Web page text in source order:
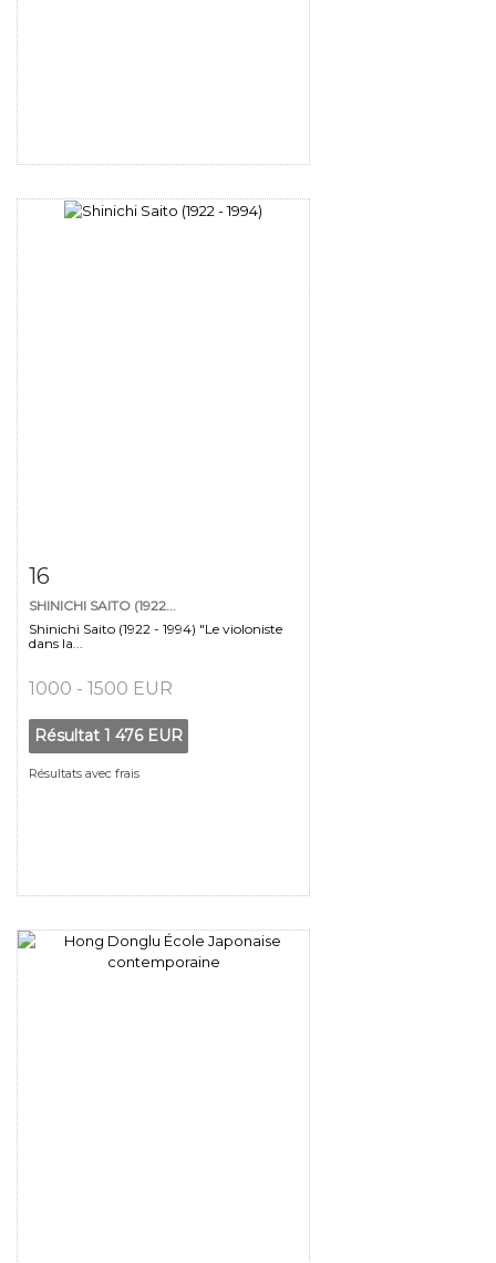
Fiche détaillée
16
SHINICHI SAITO (1922...
Shinichi Saito (1922 - 1994) "Le violoniste
dans la...
1000 - 1500 EUR
Résultat 1 476 EUR
Résultats avec frais